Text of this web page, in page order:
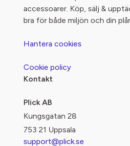
accessoarer. Köp, sälj &
bra för både miljön och din
Hantera cookies
Cookie policy
Kontakt
Plick AB
Kungsgatan 28
753 21 Uppsala
support@plick.se